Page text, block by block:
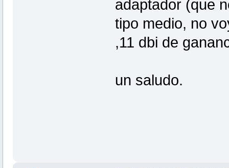
adaptador (que
tipo medio, no
,11 dbi de
un saludo.